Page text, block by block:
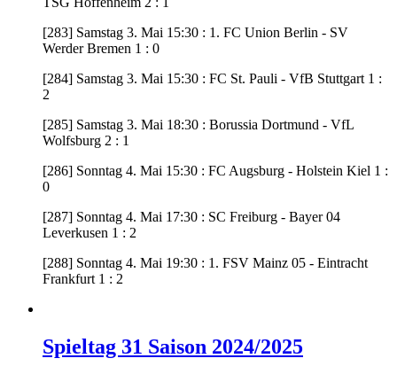
[283] Samstag 3. Mai 15:30 : 1. FC Union Berlin - SV
Werder Bremen 1 : 0
[284] Samstag 3. Mai 15:30 : FC St. Pauli - VfB Stuttgart 1 :
2
[285] Samstag 3. Mai 18:30 : Borussia Dortmund - VfL
Wolfsburg 2 : 1
[286] Sonntag 4. Mai 15:30 : FC Augsburg - Holstein Kiel 1 :
0
[287] Sonntag 4. Mai 17:30 : SC Freiburg - Bayer 04
Leverkusen 1 : 2
[288] Sonntag 4. Mai 19:30 : 1. FSV Mainz 05 - Eintracht
Frankfurt 1 : 2
Spieltag 31 Saison 2024/2025